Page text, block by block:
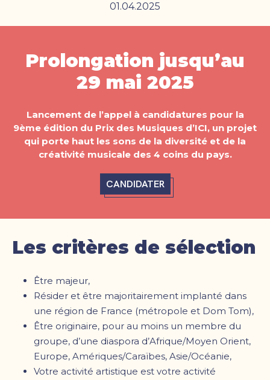
01.04.2025
Prolongation jusqu’au
29 mai 2025
Lancement de l’appel à candidatures pour la
9ème édition du Prix des Musiques d’ICI, un projet
qui porte haut les sons de la diversité et de la
créativité musicale des 4 coins du pays.
CANDIDATER
Les critères de sélection
Être majeur,
Résider et être majoritairement implanté dans
une région de France (métropole et Dom Tom),
Être originaire, pour au moins un membre du
groupe, d’une diaspora d’Afrique/Moyen Orient,
Europe, Amériques/Caraïbes, Asie/Océanie,
Votre activité artistique est votre activité